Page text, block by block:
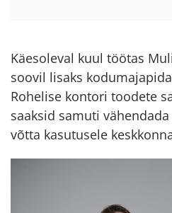
Käesoleval kuul töötas
soovil lisaks
Rohelise kontori toodete
saaksid samuti
võtta kasutusele